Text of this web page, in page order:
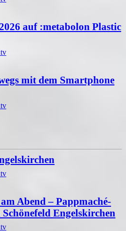
auf :metabolon Plastic
mit dem Smartphone
Abend – Pappmaché-
Engelskirchen